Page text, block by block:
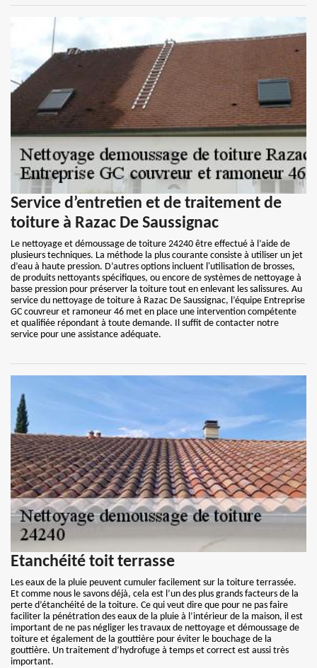
Service d’entretien et de traitement de
toiture à Razac De Saussignac
Le nettoyage et démoussage de toiture 24240 être effectué à l’aide de
plusieurs techniques. La méthode la plus courante consiste à utiliser un jet
d’eau à haute pression. D’autres options incluent l'utilisation de brosses,
de produits nettoyants spécifiques, ou encore de systèmes de nettoyage à
basse pression pour préserver la toiture tout en enlevant les salissures. Au
service du nettoyage de toiture à Razac De Saussignac, l’équipe Entreprise
GC couvreur et ramoneur 46 met en place une intervention compétente
et qualifiée répondant à toute demande. Il suffit de contacter notre
service pour une assistance adéquate.
Etanchéité toit terrasse
Les eaux de la pluie peuvent cumuler facilement sur la toiture terrassée.
Et comme nous le savons déjà, cela est l’un des plus grands facteurs de la
perte d’étanchéité de la toiture. Ce qui veut dire que pour ne pas faire
faciliter la pénétration des eaux de la pluie à l’intérieur de la maison, il est
important de ne pas négliger les travaux de nettoyage et démoussage de
toiture et également de la gouttière pour éviter le bouchage de la
gouttière. Un traitement d’hydrofuge à temps et correct est aussi très
important.